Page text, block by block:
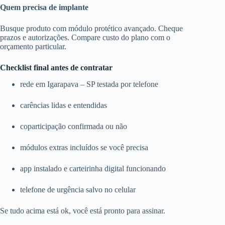
Quem precisa de implante
Busque produto com módulo protético avançado. Cheque
prazos e autorizações. Compare custo do plano com o
orçamento particular.
Checklist final antes de contratar
rede em Igarapava – SP testada por telefone
carências lidas e entendidas
coparticipação confirmada ou não
módulos extras incluídos se você precisa
app instalado e carteirinha digital funcionando
telefone de urgência salvo no celular
Se tudo acima está ok, você está pronto para assinar.